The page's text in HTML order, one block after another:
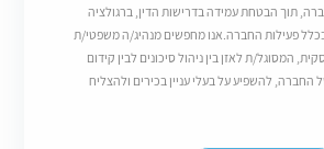
תוך הבטחת עמידה בדרישות הדין, ברגולציה
פעילות החברה.אנו מחפשים מנהיג/ה משפטי/ת
המסוגל/ת לאזן בין ניהול סיכונים לבין קידום
החברה, להשפיע על בעלי עניין בכירים ולהצליח